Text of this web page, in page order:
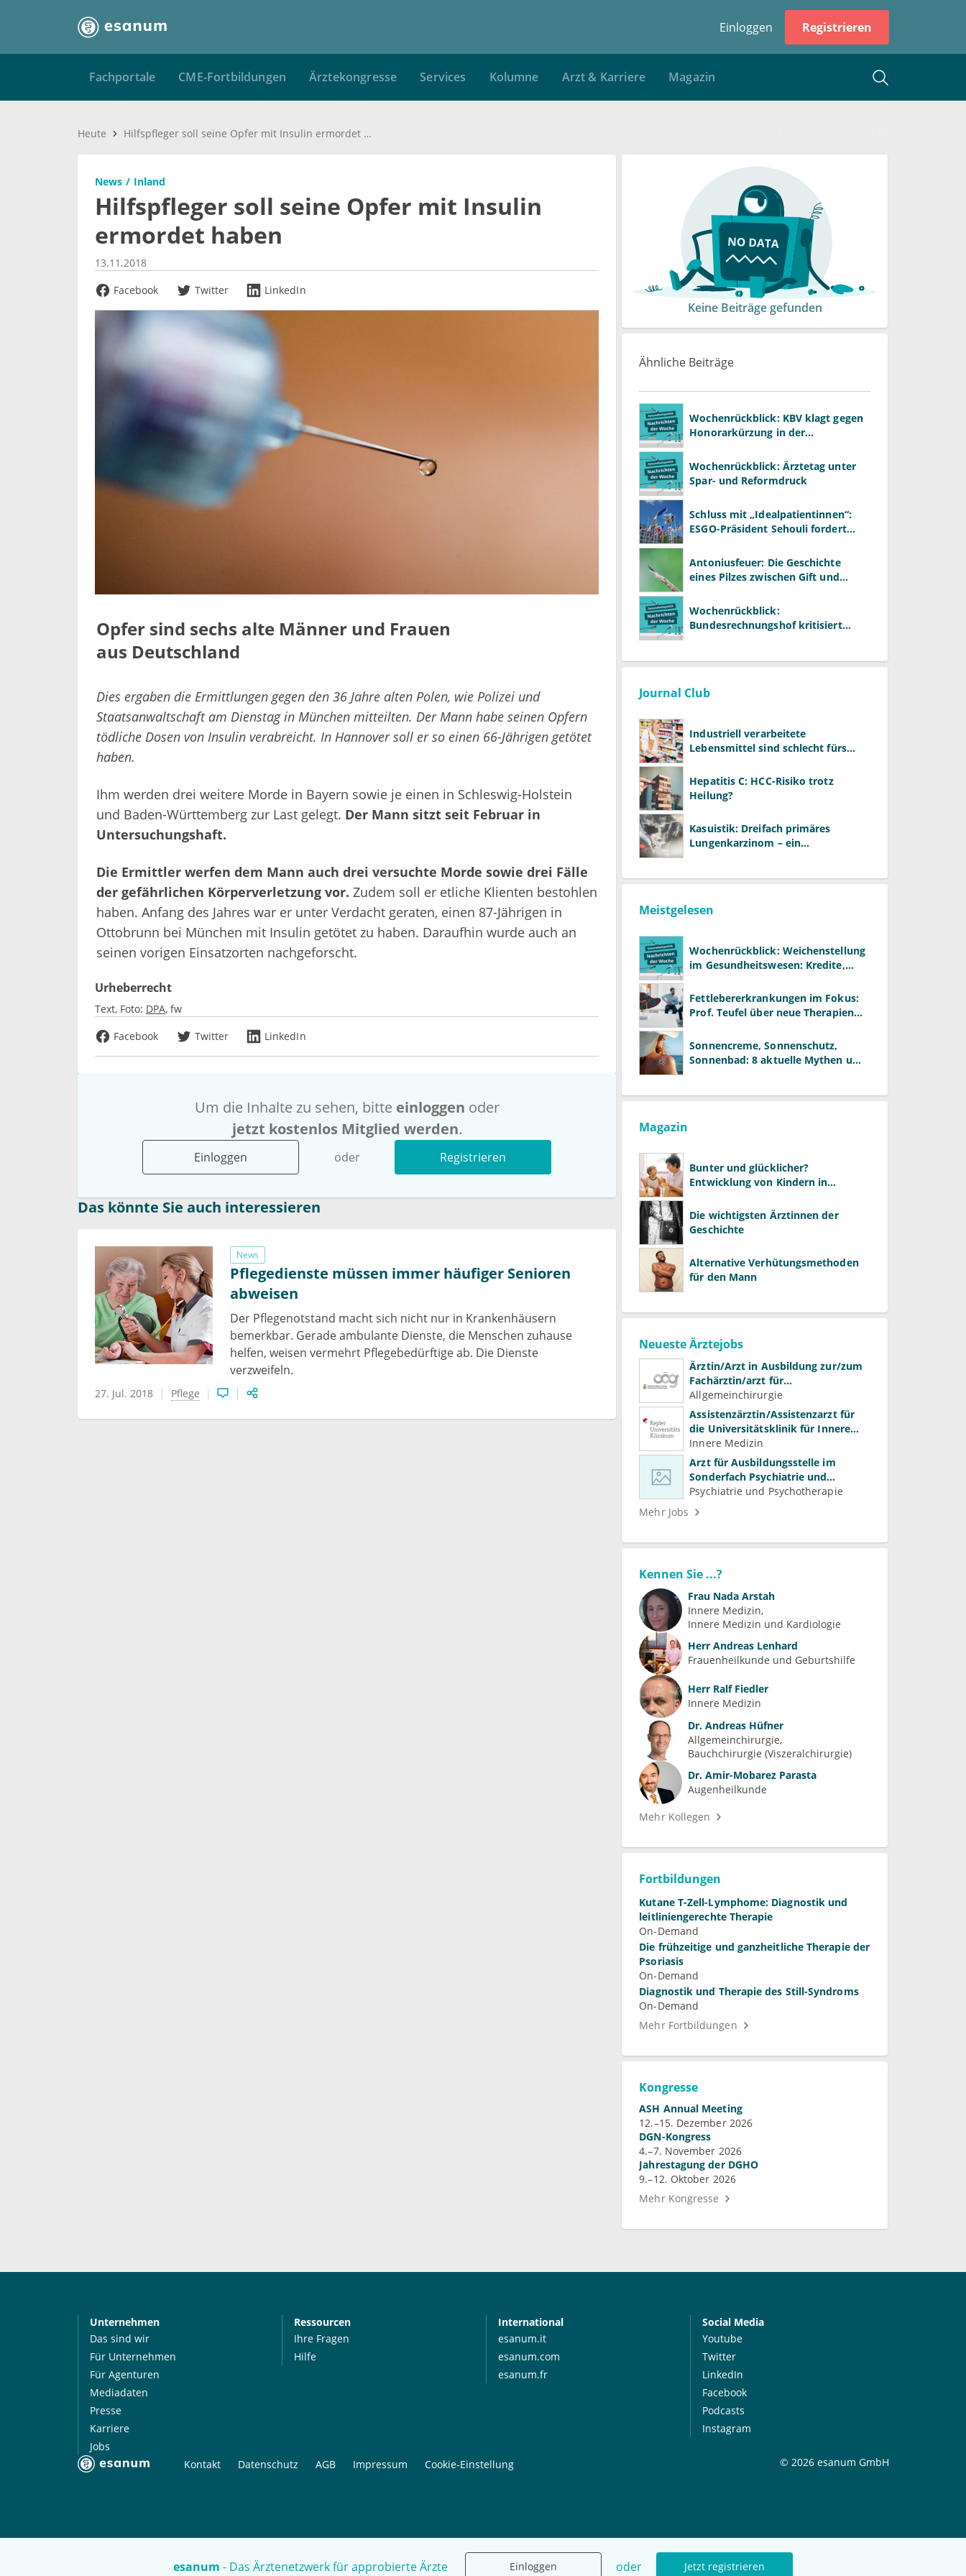
Einloggen Registrieren
Fachportale CME-Fortbildungen Ärztekongresse Services Kolumne Arzt & Karriere Magazin
Heute Hilfspfleger soll seine Opfer mit Insulin ermordet haben
esanum - Das Ärztenetzwerk für approbierte Ärzte Einloggen oder Jetzt registrieren
News Inland
Hilfspfleger soll seine Opfer mit Insulin
ermordet haben
13.11.2018
Facebook
Twitter LinkedIn
Opfer sind sechs alte Männer und Frauen
aus Deutschland
Dies ergaben die Ermittlungen gegen den 36 Jahre alten Polen, wie Polizei und
Staatsanwaltschaft am Dienstag in München mitteilten. Der Mann habe seinen Opfern
tödliche Dosen von Insulin verabreicht. In Hannover soll er so einen 66-Jährigen getötet
haben.
Ihm werden drei weitere Morde in Bayern sowie je einen in Schleswig-Holstein
und Baden-Württemberg zur Last gelegt. Der Mann sitzt seit Februar in
Untersuchungshaft.
Die Ermittler werfen dem Mann auch drei versuchte Morde sowie drei Fälle
der gefährlichen Körperverletzung vor. Zudem soll er etliche Klienten bestohlen
haben. Anfang des Jahres war er unter Verdacht geraten, einen 87-Jährigen in
Ottobrunn bei München mit Insulin getötet zu haben. Daraufhin wurde auch an
seinen vorigen Einsatzorten nachgeforscht.
Urheberrecht
Text, Foto: DPA fw
Facebook
Twitter LinkedIn
Um die Inhalte zu sehen, bitte einloggen oder
jetzt kostenlos Mitglied werden.
Einloggen oder Registrieren
Das könnte Sie auch interessieren
News
Pflegedienste müssen immer häufiger Senioren
abweisen
Der Pflegenotstand macht sich nicht nur in Krankenhäusern
bemerkbar. Gerade ambulante Dienste, die Menschen zuhause
helfen, weisen vermehrt Pflegebedürftige ab. Die Dienste
verzweifeln.
27. Jul. 2018 Pflege
Keine Beiträge gefunden
Ähnliche Beiträge
Wochenrückblick: KBV klagt gegen
Honorarkürzung in der
Wochenrückblick: Ärztetag unter
Spar- und Reformdruck
Schluss mit „Idealpatientinnen“:
ESGO-Präsident Sehouli fordert
Antoniusfeuer: Die Geschichte
eines Pilzes zwischen Gift und
Wochenrückblick:
Bundesrechnungshof kritisiert
Journal Club
Industriell verarbeitete
Lebensmittel sind schlecht fürs
Hepatitis C: HCC-Risiko trotz
Heilung?
Kasuistik: Dreifach primäres
Lungenkarzinom – ein
Meistgelesen
Wochenrückblick: Weichenstellung
im Gesundheitswesen: Kredite,
Fettlebererkrankungen im Fokus:
Prof. Teufel über neue Therapien
Sonnencreme, Sonnenschutz,
Sonnenbad: 8 aktuelle Mythen und
Magazin
Bunter und glücklicher?
Entwicklung von Kindern in
Die wichtigsten Ärztinnen der
Geschichte
Alternative Verhütungsmethoden
für den Mann
Neueste Ärztejobs
Ärztin/Arzt in Ausbildung zur/zum
Fachärztin/arzt für
Allgemeinchirurgie und
Gefäßchirurgie
Allgemeinchirurgie
Assistenzärztin/Assistenzarzt für
die Universitätsklinik für Innere
Medizin
Innere Medizin
Arzt für Ausbildungsstelle im
Sonderfach Psychiatrie und
Psychotherapeutische Medizin
(m/w/d)
Psychiatrie und Psychotherapie
Mehr Jobs
Kennen Sie ...?
Frau Nada Arstah
Innere Medizin
Innere Medizin und Kardiologie
Herr Andreas Lenhard
Frauenheilkunde und Geburtshilfe
Herr Ralf Fiedler
Innere Medizin
Dr. Andreas Hüfner
Allgemeinchirurgie
Bauchchirurgie (Viszeralchirurgie)
Dr. Amir-Mobarez Parasta
Augenheilkunde
Mehr Kollegen
Fortbildungen
Kutane T-Zell-Lymphome: Diagnostik und
leitliniengerechte Therapie
On-Demand
Die frühzeitige und ganzheitliche Therapie der
Psoriasis
On-Demand
Diagnostik und Therapie des Still-Syndroms
On-Demand
Mehr Fortbildungen
Kongresse
ASH Annual Meeting
12.–15. Dezember 2026
DGN-Kongress
4.–7. November 2026
Jahrestagung der DGHO
9.–12. Oktober 2026
Mehr Kongresse
Unternehmen
Das sind wir
Für Unternehmen
Für Agenturen
Mediadaten
Presse
Karriere
Jobs
Ressourcen
Ihre Fragen
Hilfe
International
esanum.it
esanum.com
esanum.fr
Social Media
Youtube
Twitter
LinkedIn
Facebook
Podcasts
Instagram
Kontakt Datenschutz AGB Impressum Cookie-Einstellung © 2026 esanum GmbH